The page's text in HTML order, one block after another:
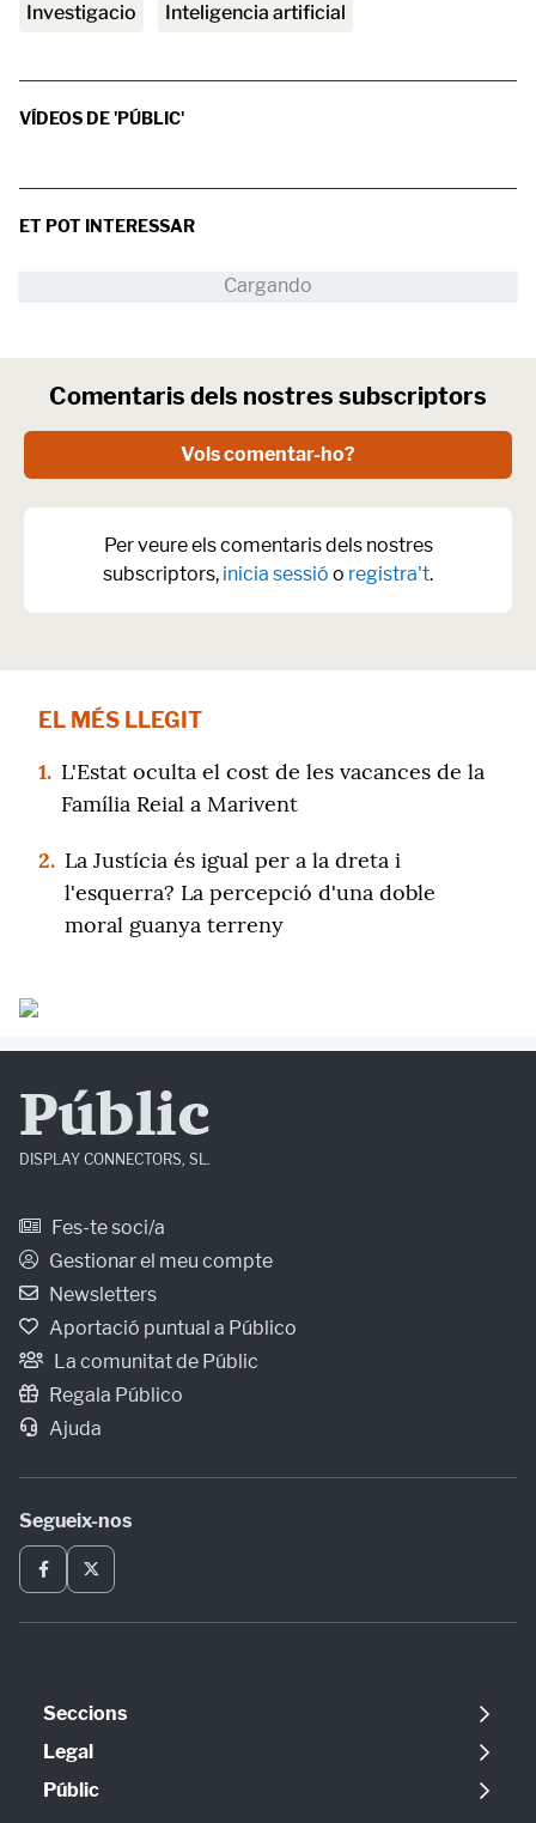
investigacio Inteligencia artificial
VÍDEOS DE 'PÚBLIC'
ET POT INTERESSAR
Comentaris dels nostres subscriptors
Vols comentar-ho?
Per veure els comentaris dels nostres
subscriptors, inicia sessió o registra't.
EL MÉS LLEGIT
1. L'Estat oculta el cost de les vacances de la
Família Reial a Marivent
2. La Justícia és igual per a la dreta i
l'esquerra? La percepció d'una doble
moral guanya terreny
Públic
DISPLAY CONNECTORS, SL.
Fes-te soci/a
Gestionar el meu compte
Newsletters
Aportació puntual a Público
La comunitat de Públic
Regala Público
Ajuda
Segueix-nos
Seccions
Política
Opinió
Legal
Avís legal
Públic